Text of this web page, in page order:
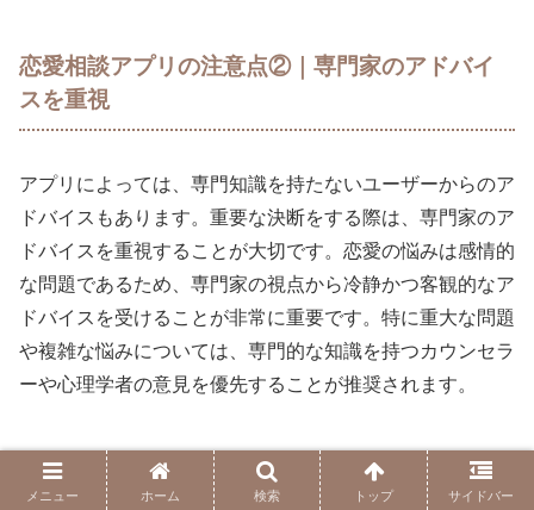
恋愛相談アプリの注意点②｜専門家のアドバイ
スを重視
アプリによっては、専門知識を持たないユーザーからのア
ドバイスもあります。重要な決断をする際は、専門家のア
ドバイスを重視することが大切です。恋愛の悩みは感情的
な問題であるため、専門家の視点から冷静かつ客観的なア
ドバイスを受けることが非常に重要です。特に重大な問題
や複雑な悩みについては、専門的な知識を持つカウンセラ
ーや心理学者の意見を優先することが推奨されます。
恋愛相談アプリの注意点③｜過度な依存を避け
メニュー ホーム 検索 トップ サイドバー